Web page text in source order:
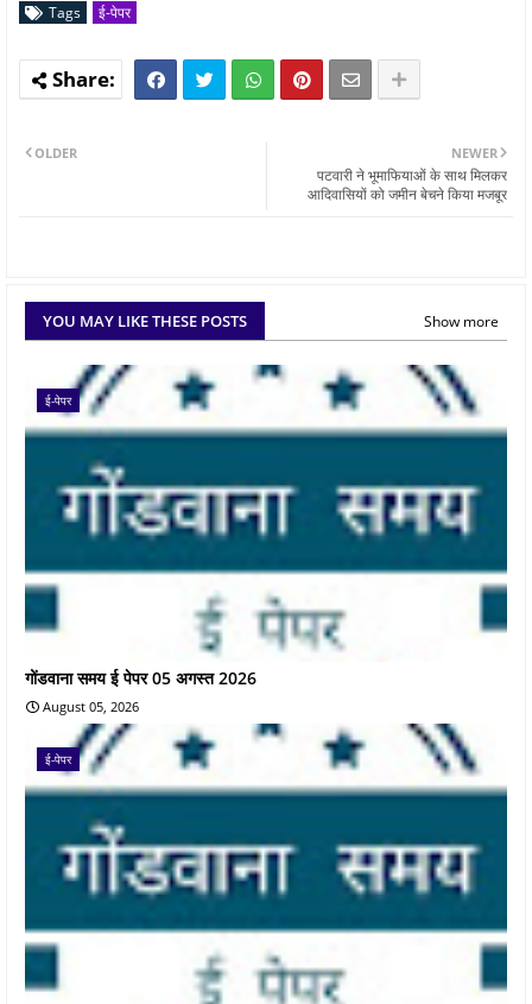
Tags ई-पेपर
NEWER
पटवारी ने भूमाफियाओं के साथ मिलकर
आदिवासियों को जमीन बेचने किया मजबूर
OLDER
YOU MAY LIKE THESE POSTS Show more
ई-पेपर
गोंडवाना समय ई पेपर 05 अगस्त 2026
August 05, 2026
ई-पेपर